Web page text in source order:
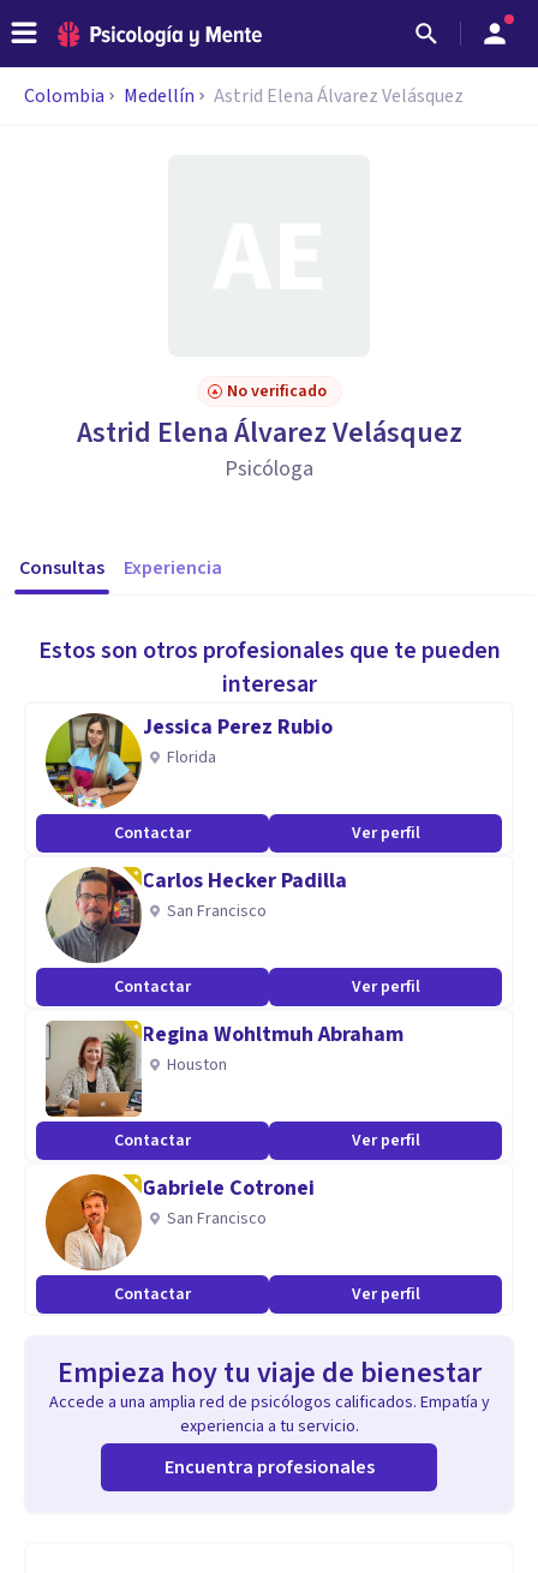
Colombia Medellín Astrid Elena Álvarez Velásquez
No verificado
Astrid Elena Álvarez Velásquez
Psicóloga
Consultas Experiencia
Estos son otros profesionales que te pueden
interesar
Jessica Perez Rubio
Florida
Contactar Ver perfil
Carlos Hecker Padilla
San Francisco
Contactar Ver perfil
Regina Wohltmuh Abraham
Houston
Contactar Ver perfil
Gabriele Cotronei
San Francisco
Contactar Ver perfil
Empieza hoy tu viaje de bienestar
Accede a una amplia red de psicólogos calificados. Empatía y
experiencia a tu servicio.
Encuentra profesionales